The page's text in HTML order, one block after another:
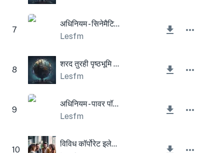
7
अधिनियम - सिनेमैटिक टाइम पैड
Lesfm
8
शरद तुरही पृष्ठभूमि कॉर्पोरेट
Lesfm
9
अधिनियम - पावर पॉप गिटार
Lesfm
10
विविध कॉर्पोरेट इलेक्ट्रिक गिटार